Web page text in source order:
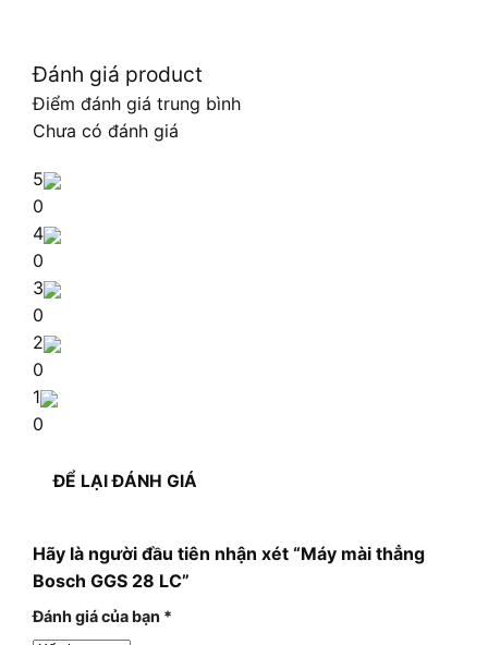
Đánh giá product
Điểm đánh giá trung bình
Chưa có đánh giá
5
0
4
0
3
0
2
0
1
0
ĐỂ LẠI ĐÁNH GIÁ
Hãy là người đầu tiên nhận xét “Máy mài thẳng
Bosch GGS 28 LC”
Đánh giá của bạn *